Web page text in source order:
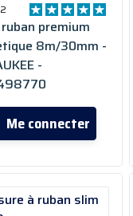
premium
8m/30mm -
-
Me connecter